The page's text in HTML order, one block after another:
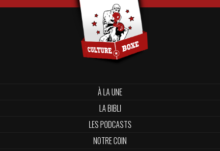
À LA UNE
LA BIBLI
LES PODCASTS
NOTRE COIN